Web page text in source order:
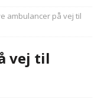
ambulancer på vej til
vej til